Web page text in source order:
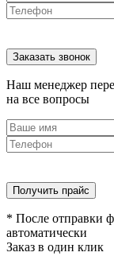
Наш менеджер
на все вопросы
* После отправки
автоматически
Заказ в один клик